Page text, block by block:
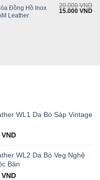
Đồng Hồ Inox
Leather
20.000VND
Original
15.000VND
WL1 Da Bò Sáp Vintage
VND.
VNDCurrent
is:
429.000 VND.
WL2 Da Bò Veg Nghệ
Bản
VNDCurrent